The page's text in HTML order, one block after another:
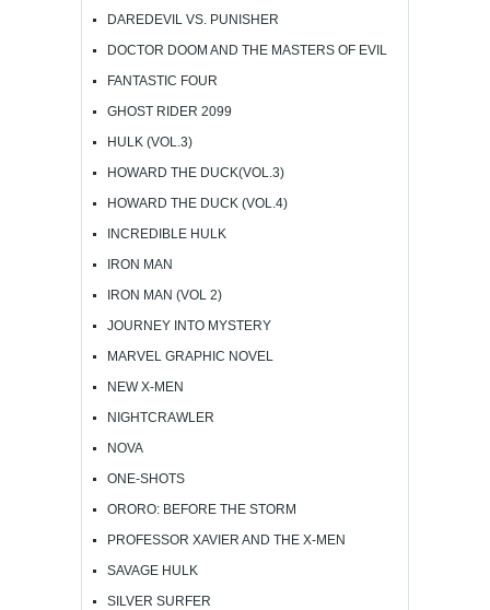
DAREDEVIL VS. PUNISHER
DOCTOR DOOM AND THE MASTERS OF EVIL
FANTASTIC FOUR
GHOST RIDER 2099
HULK (VOL.3)
HOWARD THE DUCK(VOL.3)
HOWARD THE DUCK (VOL.4)
INCREDIBLE HULK
IRON MAN
IRON MAN (VOL 2)
JOURNEY INTO MYSTERY
MARVEL GRAPHIC NOVEL
NEW X-MEN
NIGHTCRAWLER
NOVA
ONE-SHOTS
ORORO: BEFORE THE STORM
PROFESSOR XAVIER AND THE X-MEN
SAVAGE HULK
SILVER SURFER